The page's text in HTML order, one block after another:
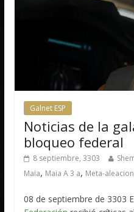
Galnet ESP
Noticias de la
bloqueo federal
8 septiembre, 3303
Maia, Maia A 3 a, Meta-
08 de septiembre de 3303